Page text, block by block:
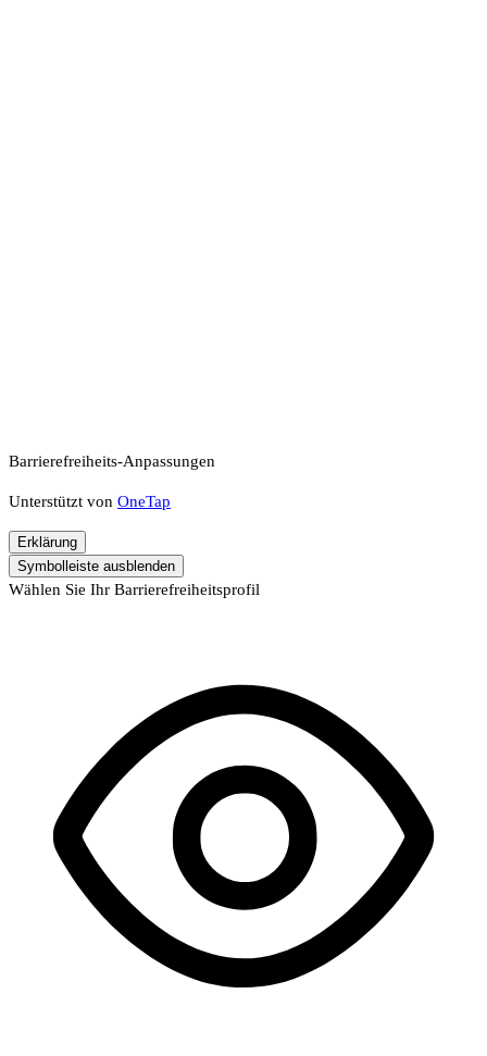
Barrierefreiheits-Anpassungen
Unterstützt von OneTap
Erklärung
Symbolleiste ausblenden
Wählen Sie Ihr Barrierefreiheitsprofil